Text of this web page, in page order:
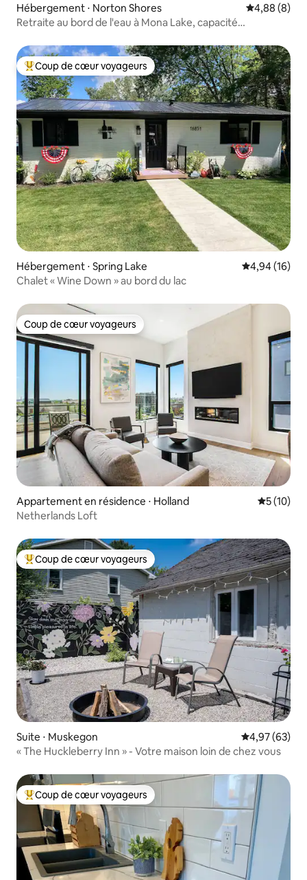
Hébergement ⋅ Norton Shores Évaluation
4,88 (8)
Retraite au bord de l'eau à Mona Lake, capacité
Coups de cœur voyageurs les plus appréciés
Coup de cœur voyageurs
Hébergement ⋅ Spring Lake Évaluation
4,94 (16)
Chalet « Wine Down » au bord du lac
Coup de cœur voyageurs
Coup de cœur voyageurs
Appartement en résidence ⋅ Holland
5 (10)
Netherlands Loft
Coups de cœur voyageurs les plus appréciés
Coup de cœur voyageurs
Suite ⋅ Muskegon Évaluation
4,97 (63)
« The Huckleberry Inn » - Votre maison loin de chez vous
Coups de cœur voyageurs les plus appréciés
Coup de cœur voyageurs